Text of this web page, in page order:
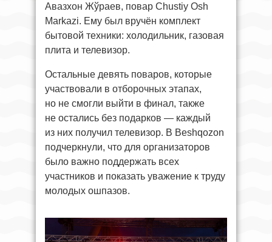
Авазхон Жўраев, повар Chustiy Osh
Markazi. Ему был вручён комплект
бытовой техники: холодильник, газовая
плита и телевизор.
Остальные девять поваров, которые
участвовали в отборочных этапах,
но не смогли выйти в финал, также
не остались без подарков — каждый
из них получил телевизор. В Beshqozon
подчеркнули, что для организаторов
было важно поддержать всех
участников и показать уважение к труду
молодых ошпазов.